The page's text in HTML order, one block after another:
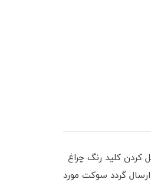
وصل کردن کلید رنگ چراغ
گردد سوکت مورد